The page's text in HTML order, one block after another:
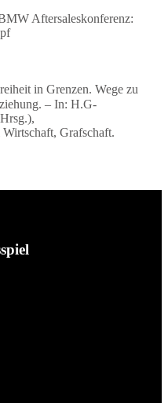
Aftersaleskonferenz:
in Grenzen. Wege zu
– In: H.G-
Grafschaft.